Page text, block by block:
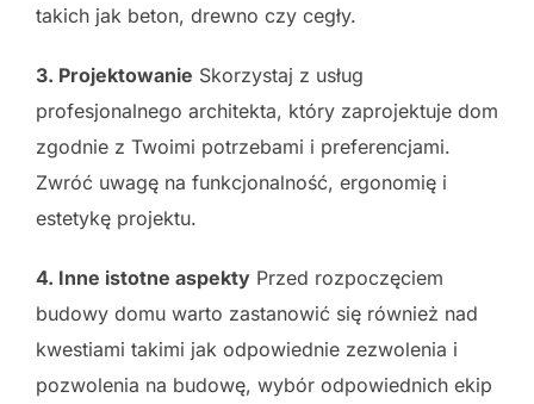
takich jak beton, drewno czy cegły.
3. Projektowanie Skorzystaj z usług
profesjonalnego architekta, który zaprojektuje dom
zgodnie z Twoimi potrzebami i preferencjami.
Zwróć uwagę na funkcjonalność, ergonomię i
estetykę projektu.
4. Inne istotne aspekty Przed rozpoczęciem
budowy domu warto zastanowić się również nad
kwestiami takimi jak odpowiednie zezwolenia i
pozwolenia na budowę, wybór odpowiednich ekip